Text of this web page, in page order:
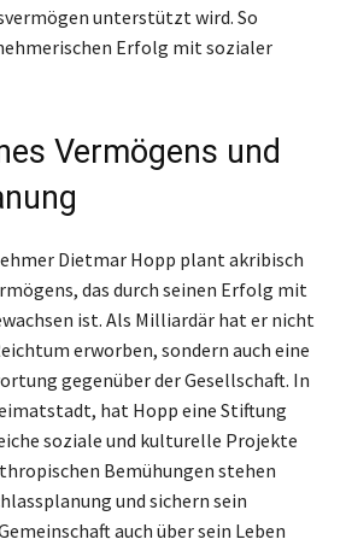
unterstützt wird. So
Erfolg mit sozialer
Vermögens und
Dietmar Hopp plant akribisch
das durch seinen Erfolg mit
ist. Als Milliardär hat er nicht
erworben, sondern auch eine
gegenüber der Gesellschaft. In
hat Hopp eine Stiftung
soziale und kulturelle Projekte
Bemühungen stehen
und sichern sein
auch über sein Leben